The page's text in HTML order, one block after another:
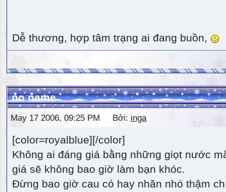
Dễ thương, hợp tâm trạng ai đang buồn,
no name
May 17 2006, 09:25 PM Bởi: inga
[color=royalblue][/color]
Không ai đáng giá bằng những giọt nước
giá sẽ không bao giờ làm bạn khóc.
Đừng bao giờ cau có hay nhăn nhó thậm